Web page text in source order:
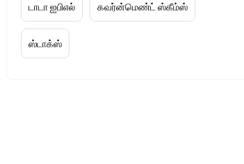
டாடா ஐபிஎல் கவர்ன்மெண்ட் ஸ்கீம்ஸ்
ஸ்டாக்ஸ்